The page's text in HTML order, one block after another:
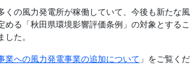
の風力発電所が稼働していて、今後も新たな
る「秋田県環境影響評価条例」の対象とする
た。
業への風力発電事業の追加について 」をご覧くだ